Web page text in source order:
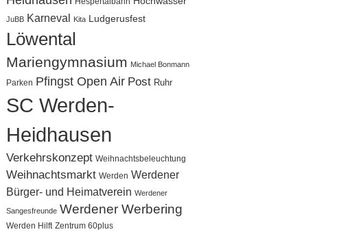
JuBB Karneval Kita Ludgerusfest
Löwental
Mariengymnasium Michael Bonmann
Parken Pfingst Open Air Post Ruhr
SC Werden-
Heidhausen
Verkehrskonzept Weihnachtsbeleuchtung
Weihnachtsmarkt Werden Werdener
Bürger- und Heimatverein Werdener
Sangesfreunde Werdener Werbering
Werden Hilft Zentrum 60plus